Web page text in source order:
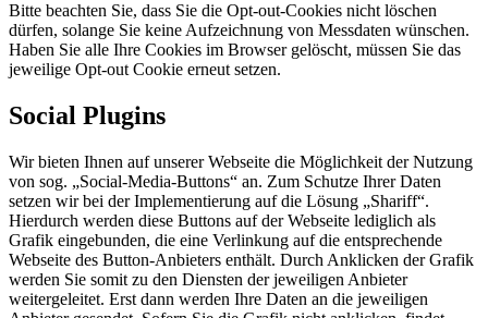
Bitte beachten Sie, dass Sie die Opt-out-Cookies nicht löschen
dürfen, solange Sie keine Aufzeichnung von Messdaten wünschen.
Haben Sie alle Ihre Cookies im Browser gelöscht, müssen Sie das
jeweilige Opt-out Cookie erneut setzen.
Social Plugins
Wir bieten Ihnen auf unserer Webseite die Möglichkeit der Nutzung
von sog. „Social-Media-Buttons“ an. Zum Schutze Ihrer Daten
setzen wir bei der Implementierung auf die Lösung „Shariff“.
Hierdurch werden diese Buttons auf der Webseite lediglich als
Grafik eingebunden, die eine Verlinkung auf die entsprechende
Webseite des Button-Anbieters enthält. Durch Anklicken der Grafik
werden Sie somit zu den Diensten der jeweiligen Anbieter
weitergeleitet. Erst dann werden Ihre Daten an die jeweiligen